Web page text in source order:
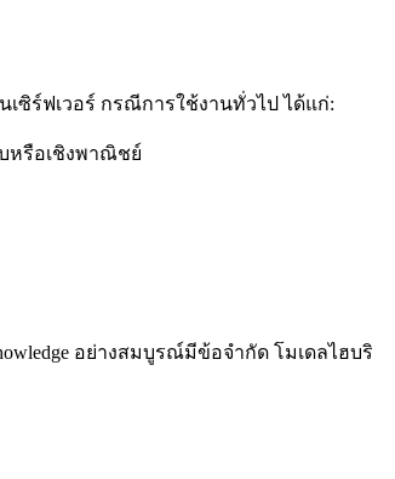
ซิร์ฟเวอร์ กรณีการใช้งานทั่วไป ได้แก่:
หรือเชิงพาณิชย์
อย่างสมบูรณ์มีข้อจำกัด โมเดลไฮบริ